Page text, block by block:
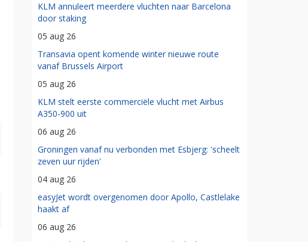
KLM annuleert meerdere vluchten naar Barcelona
door staking
05 aug 26
Transavia opent komende winter nieuwe route
vanaf Brussels Airport
05 aug 26
KLM stelt eerste commerciële vlucht met Airbus
A350-900 uit
06 aug 26
Groningen vanaf nu verbonden met Esbjerg: 'scheelt
zeven uur rijden'
04 aug 26
easyJet wordt overgenomen door Apollo, Castlelake
haakt af
06 aug 26